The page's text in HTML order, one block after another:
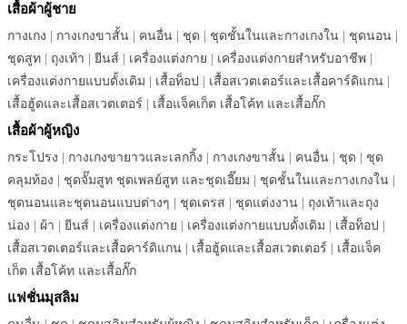
เสื้อผ้าผู้ชาย
กางเกง | กางเกงขาสั้น | คนอื่น | ชุด | ชุดชั้นในและกางเกงใน | ชุดนอน |
ชุดสูท | ถุงเท้า | ยีนส์ | เครื่องแต่งกาย | เครื่องแต่งกายสำหรับอาชีพ |
เครื่องแต่งกายแบบดั้งเดิม | เสื้อท็อป | เสื้อสเวตเตอร์และเสื้อคาร์ดิแกน |
เสื้อฮู้ดและเสื้อสเวตเตอร์ | เสื้อแจ็คเก็ต เสื้อโค้ท และเสื้อกั๊ก
เสื้อผ้าผู้หญิง
กระโปรง | กางเกงขายาวและเลกกิ้ง | กางเกงขาสั้น | คนอื่น | ชุด | ชุด
คลุมท้อง | ชุดจั๊มสูท ชุดเพลย์สูท และชุดเอี๊ยม | ชุดชั้นในและกางเกงใน |
ชุดนอนและชุดนอนแบบต่างๆ | ชุดเดรส | ชุดแต่งงาน | ถุงเท้าและถุง
น่อง | ผ้า | ยีนส์ | เครื่องแต่งกาย | เครื่องแต่งกายแบบดั้งเดิม | เสื้อท็อป |
เสื้อสเวตเตอร์และเสื้อคาร์ดิแกน | เสื้อฮู้ดและเสื้อสเวตเตอร์ | เสื้อแจ็ค
เก็ต เสื้อโค้ท และเสื้อกั๊ก
แฟชั่นมุสลิม